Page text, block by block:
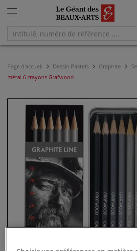
Page d'accueil Dessin Pastels Graphite
métal 6 crayons Grafwood